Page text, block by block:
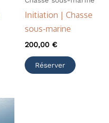
Initiation | Chasse
sous-marine
200,00 €
Réserver